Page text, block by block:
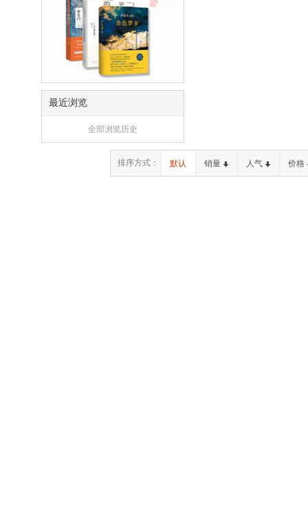
最近浏览
全部浏览历史
排序方式： 默认 销量 人气 价格